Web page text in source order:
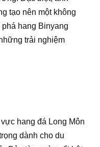
tạo nên một không
hang Binyang
trải nghiệm
hang đá Long Môn
dành cho du